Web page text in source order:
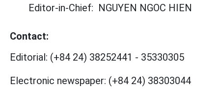
Editor-in-Chief: NGUYEN NGOC HIEN
Contact:
Editorial: (+84 24) 38252441 - 35330305
Electronic newspaper: (+84 24) 38303044